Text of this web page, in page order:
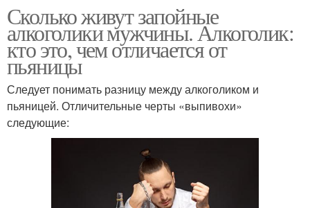
Сколько живут запойные
алкоголики мужчины. Алкоголик:
кто это, чем отличается от
пьяницы
Следует понимать разницу между алкоголиком и
пьяницей. Отличительные черты «выпивохи»
следующие: